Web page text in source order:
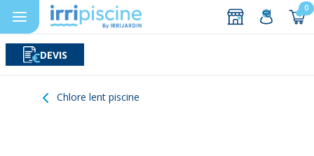
0
DEVIS
Chlore lent piscine